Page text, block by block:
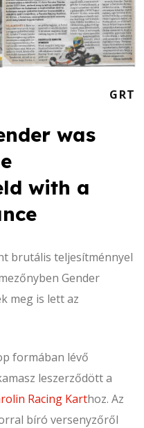
GRT
was
with a
brutális teljesítménnyel
Gender
meg is lett az
formában lévő
leszerződött a
Racing Karthoz. Az
bíró versenyzőről